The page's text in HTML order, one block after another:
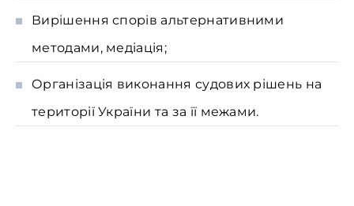
Вирішення спорів альтернативними
методами, медіація;
Організація виконання судових рішень на
території України та за її межами.